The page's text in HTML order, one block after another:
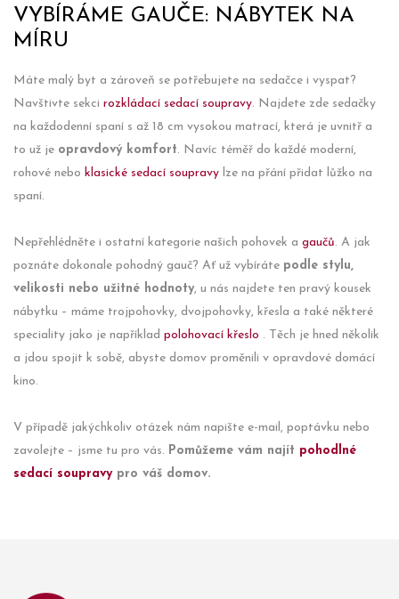
VYBÍRÁME GAUČE: NÁBYTEK NA
MÍRU
Máte malý byt a zároveň se potřebujete na sedačce i vyspat?
Navštivte sekci rozkládací sedací soupravy. Najdete zde sedačky
na každodenní spaní s až 18 cm vysokou matrací, která je uvnitř a
to už je opravdový komfort. Navíc téměř do každé moderní,
rohové nebo klasické sedací soupravy lze na přání přidat lůžko na
spaní.
Nepřehlédněte i ostatní kategorie našich pohovek a gaučů. A jak
poznáte dokonale pohodný gauč? Ať už vybíráte podle stylu,
velikosti nebo užitné hodnoty, u nás najdete ten pravý kousek
nábytku – máme trojpohovky, dvojpohovky, křesla a také některé
speciality jako je například polohovací křeslo . Těch je hned několik
a jdou spojit k sobě, abyste domov proměnili v opravdové domácí
kino.
V případě jakýchkoliv otázek nám napište e-mail, poptávku nebo
zavolejte – jsme tu pro vás. Pomůžeme vám najít pohodlné
sedací soupravypro váš domov.